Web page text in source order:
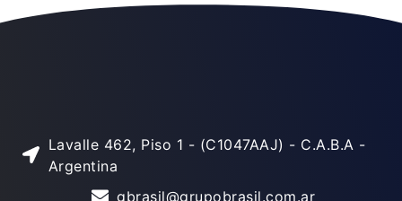
Lavalle 462, Piso 1 - (C1047AAJ) - C.A.B.A -
Argentina
gbrasil@grupobrasil.com.ar